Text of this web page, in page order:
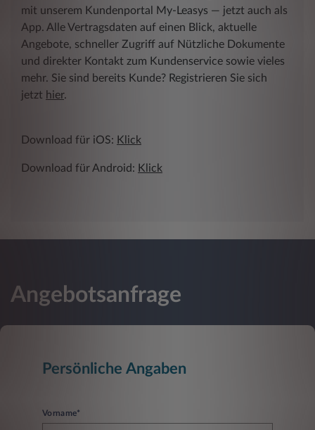
mit unserem Kundenportal My-Leasys ― jetzt auch als
App. Alle Vertragsdaten auf einen Blick, aktuelle
Angebote, schneller Zugriff auf Nützliche Dokumente
und direkter Kontakt zum Kundenservice sowie vieles
mehr. Sie sind bereits Kunde? Registrieren Sie sich
jetzt hier.
Download für iOS: Klick
Download für Android: Klick
Angebotsanfrage
Persönliche Angaben
Vorname*